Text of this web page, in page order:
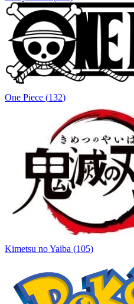
One Piece (132)
Kimetsu no Yaiba (105)